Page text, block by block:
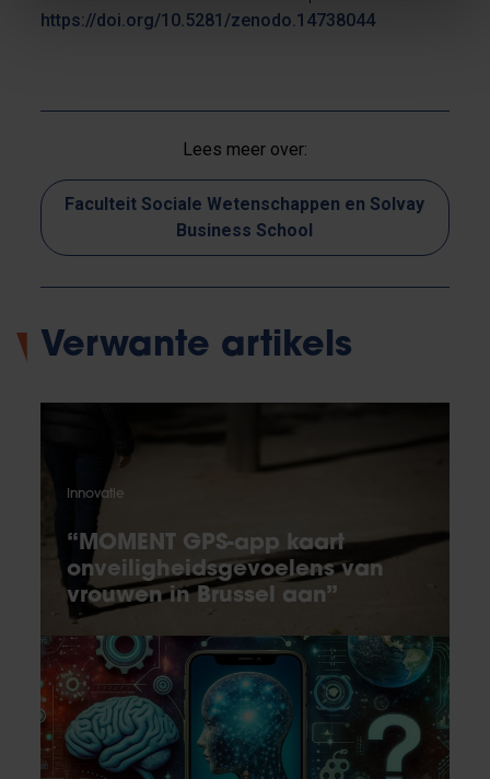
https://doi.org/10.5281/zenodo.14738044
Lees meer over:
Faculteit Sociale Wetenschappen en Solvay
Business School
Verwante artikels
Innovatie
“MOMENT GPS-app kaart
onveiligheidsgevoelens van
vrouwen in Brussel aan”